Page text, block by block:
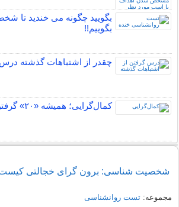
بگویید چگونه می خندید تا
بگوییم!!
چقدر از اشتباهات گذشته
کمال‌گرایی؛ همیشه «۲۰» گرفتن هم خوب نیست!
شخصیت شناسی: برون گرای خجالتی
مجموعه:تست روانشناسی